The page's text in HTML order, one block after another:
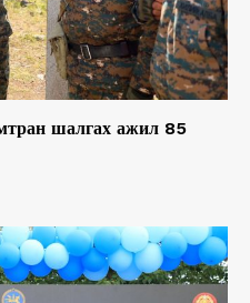
шалгах ажил 85